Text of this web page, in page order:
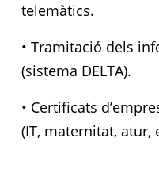
telemàtics.
• Tramitació dels
(sistema DELTA).
• Certificats
(IT, maternitat, atur,